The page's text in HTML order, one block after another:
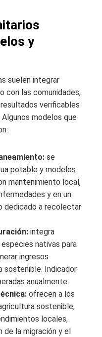
y
suelen integrar
con las comunidades,
verificables
modelos que
se
potable y modelos
mantenimiento local,
y en un
dedicado a recolectar
integra
nativas para
ingresos
sostenible. Indicador
anualmente.
ofrecen a los
sostenible,
locales,
la migración y el